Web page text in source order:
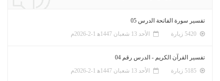
تفسير سورة الفاتحة الدرس 05
الأحد 13 شعبان 1447ﻫ 1-2-2026م
تفسير القرآن الكريم - الدرس رقم 04
الأحد 13 شعبان 1447ﻫ 1-2-2026م